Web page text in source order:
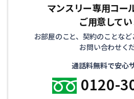
マンスリー専用コー
ご用意して
お部屋のこと、契約のことな
お問い合わせく
通話料無料で安心
0120-